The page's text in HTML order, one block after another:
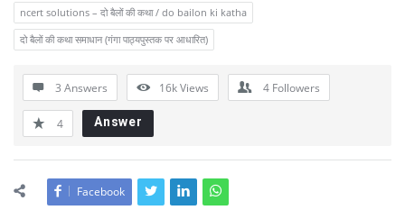
ncert solutions – दो बैलों की कथा / do bailon ki katha
दो बैलों की कथा समाधान (गंगा पाठ्यपुस्तक पर आधारित)
3 Answers 16kViews 4 Followers
4 Answer
Facebook